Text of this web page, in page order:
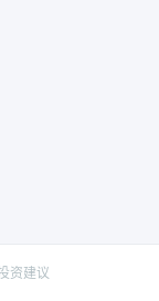
资建议